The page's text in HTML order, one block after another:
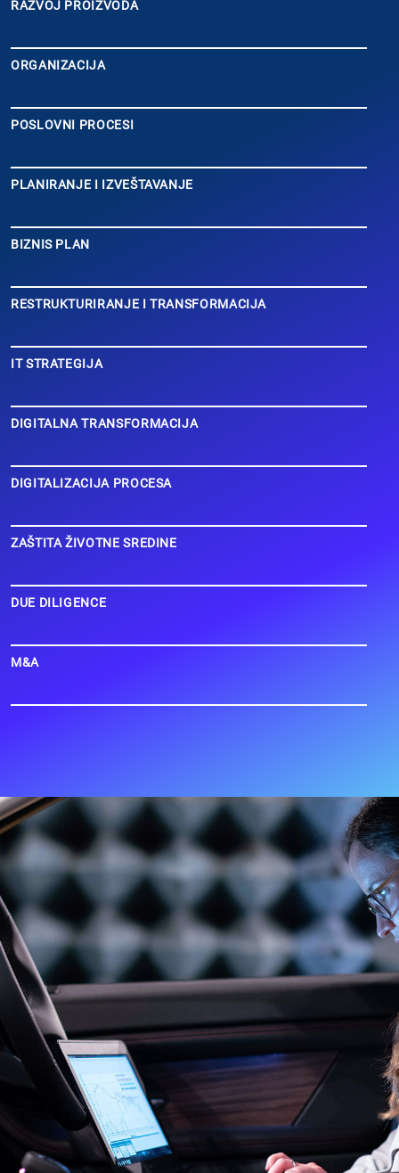
RAZVOJ PROIZVODA
ORGANIZACIJA
POSLOVNI PROCESI
PLANIRANJE I IZVEŠTAVANJE
BIZNIS PLAN
RESTRUKTURIRANJE I TRANSFORMACIJA
IT STRATEGIJA
DIGITALNA TRANSFORMACIJA
DIGITALIZACIJA PROCESA
ZAŠTITA ŽIVOTNE SREDINE
DUE DILIGENCE
M&A